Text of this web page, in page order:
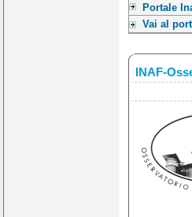
Portale
Vai al
INAF-